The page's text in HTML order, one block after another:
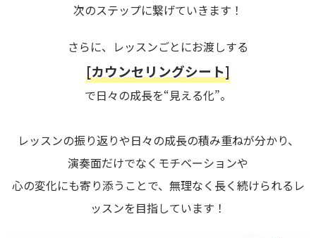
次のステップに繋げていきます！
さらに、レッスンごとにお渡しする
[カウンセリングシート]
で日々の成長を“見える化”。
レッスンの振り返りや日々の成長の積み重ねが分かり、
演奏面だけでなくモチベーションや
心の変化にも寄り添うことで、無理なく長く続けられるレ
ッスンを目指しています！